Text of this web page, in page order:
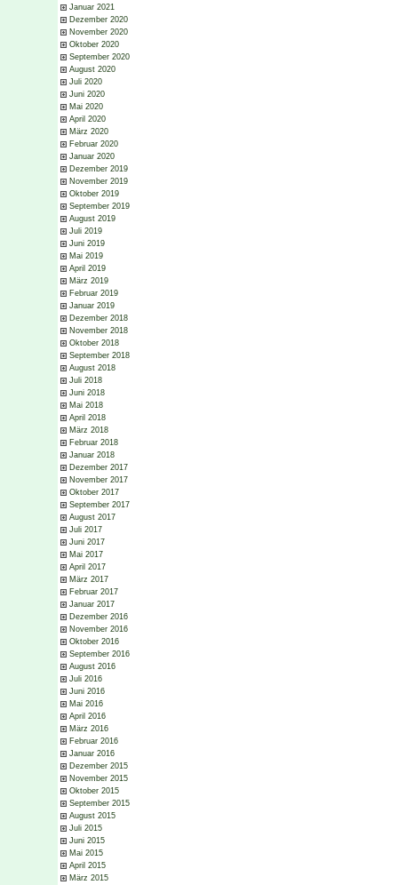
Januar 2021
Dezember 2020
November 2020
Oktober 2020
September 2020
August 2020
Juli 2020
Juni 2020
Mai 2020
April 2020
März 2020
Februar 2020
Januar 2020
Dezember 2019
November 2019
Oktober 2019
September 2019
August 2019
Juli 2019
Juni 2019
Mai 2019
April 2019
März 2019
Februar 2019
Januar 2019
Dezember 2018
November 2018
Oktober 2018
September 2018
August 2018
Juli 2018
Juni 2018
Mai 2018
April 2018
März 2018
Februar 2018
Januar 2018
Dezember 2017
November 2017
Oktober 2017
September 2017
August 2017
Juli 2017
Juni 2017
Mai 2017
April 2017
März 2017
Februar 2017
Januar 2017
Dezember 2016
November 2016
Oktober 2016
September 2016
August 2016
Juli 2016
Juni 2016
Mai 2016
April 2016
März 2016
Februar 2016
Januar 2016
Dezember 2015
November 2015
Oktober 2015
September 2015
August 2015
Juli 2015
Juni 2015
Mai 2015
April 2015
März 2015